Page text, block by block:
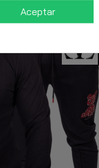
Aceptar